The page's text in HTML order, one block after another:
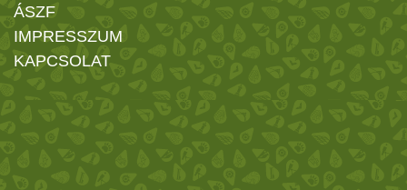
ÁSZF
IMPRESSZUM
KAPCSOLAT